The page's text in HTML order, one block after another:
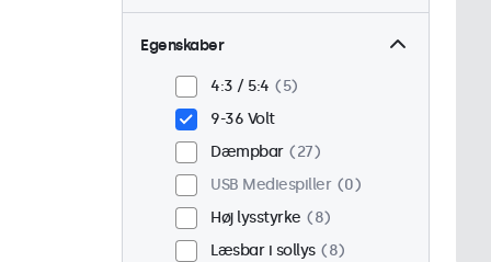
Skrivebord
19
Væg
Panel monteret
Indbygget
Rackmontering (19
tommer)
VESA 75 x 75
VESA 100 x 100
Egenskaber
4:3 / 5:4
5
9-36 Volt
Dæmpbar
27
USB Mediespiller
0
Høj lysstyrke
8
Læsbar i sollys
8